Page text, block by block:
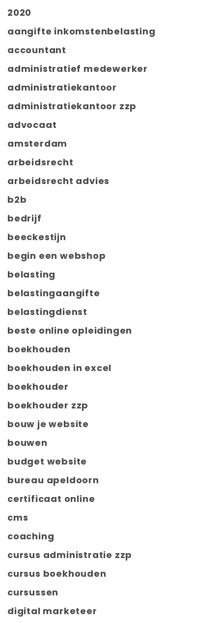
2020
aangifte inkomstenbelasting
accountant
administratief medewerker
administratiekantoor
administratiekantoor zzp
advocaat
amsterdam
arbeidsrecht
arbeidsrecht advies
b2b
bedrijf
beeckestijn
begin een webshop
belasting
belastingaangifte
belastingdienst
beste online opleidingen
boekhouden
boekhouden in excel
boekhouder
boekhouder zzp
bouw je website
bouwen
budget website
bureau apeldoorn
certificaat online
cms
coaching
cursus administratie zzp
cursus boekhouden
cursussen
digital marketeer